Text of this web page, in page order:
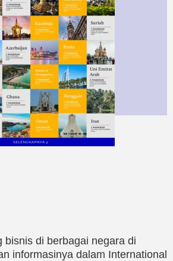
bisnis di berbagai negara di
informasinya dalam International